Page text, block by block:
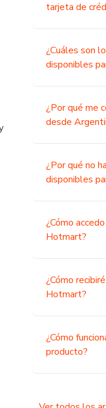
tarjeta de
¿Cuáles son
disponibles
¿Por qué me
desde
¿Por qué no
disponibles
¿Cómo
Hotmart?
¿Cómo
Hotmart?
¿Cómo
producto?